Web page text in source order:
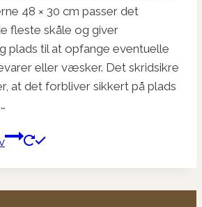
48 × 30 cm passer det
fleste skåle og giver
plads til at opfange eventuelle
eller væsker. Det skridsikre
at det forbliver sikkert på plads